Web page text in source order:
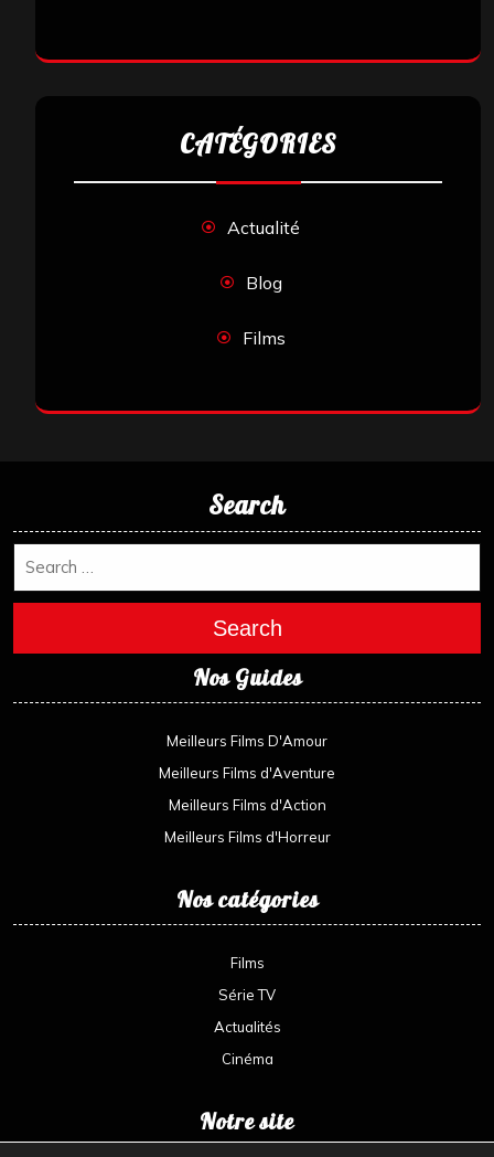
CATÉGORIES
Actualité
Blog
Films
Search
Search
Nos Guides
Meilleurs Films D'Amour
Meilleurs Films d'Aventure
Meilleurs Films d'Action
Meilleurs Films d'Horreur
Nos catégories
Films
Série TV
Actualités
Cinéma
Notre site